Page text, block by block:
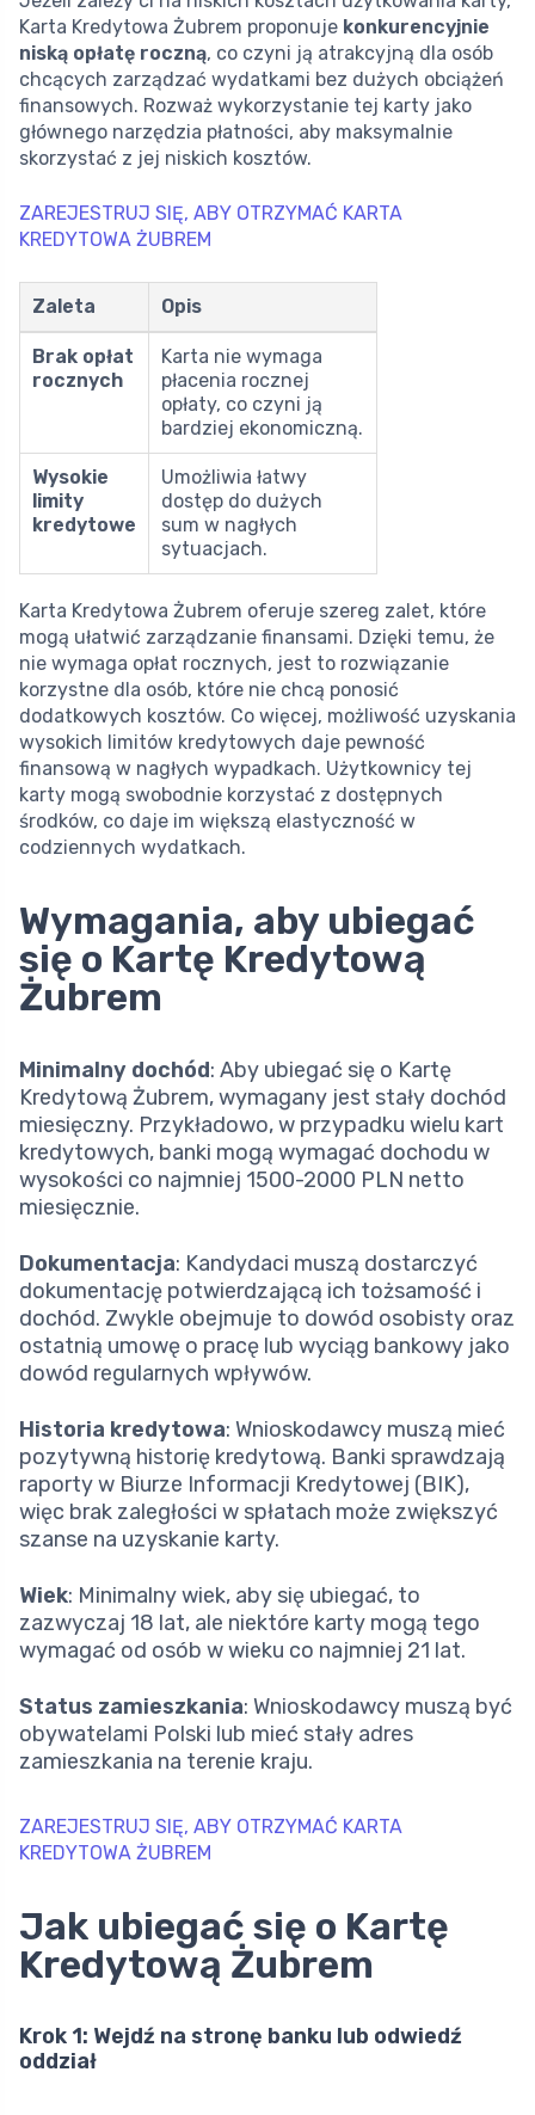
Karta Kredytowa Żubrem proponuje konkurencyjnie
niską opłatę roczną, co czyni ją atrakcyjną dla osób
chcących zarządzać wydatkami bez dużych obciążeń
finansowych. Rozważ wykorzystanie tej karty jako
głównego narzędzia płatności, aby maksymalnie
skorzystać z jej niskich kosztów.
ZAREJESTRUJ SIĘ, ABY OTRZYMAĆ KARTA
KREDYTOWA ŻUBREM
Zaleta Opis
Brak opłat
rocznych
Karta nie wymaga
płacenia rocznej
opłaty, co czyni ją
bardziej ekonomiczną.
Wysokie
limity
kredytowe
Umożliwia łatwy
dostęp do dużych
sum w nagłych
sytuacjach.
Karta Kredytowa Żubrem oferuje szereg zalet, które
mogą ułatwić zarządzanie finansami. Dzięki temu, że
nie wymaga opłat rocznych, jest to rozwiązanie
korzystne dla osób, które nie chcą ponosić
dodatkowych kosztów. Co więcej, możliwość uzyskania
wysokich limitów kredytowych daje pewność
finansową w nagłych wypadkach. Użytkownicy tej
karty mogą swobodnie korzystać z dostępnych
środków, co daje im większą elastyczność w
codziennych wydatkach.
Wymagania, aby ubiegać
się o Kartę Kredytową
Żubrem
Minimalny dochód: Aby ubiegać się o Kartę
Kredytową Żubrem, wymagany jest stały dochód
miesięczny. Przykładowo, w przypadku wielu kart
kredytowych, banki mogą wymagać dochodu w
wysokości co najmniej 1500-2000 PLN netto
miesięcznie.
Dokumentacja: Kandydaci muszą dostarczyć
dokumentację potwierdzającą ich tożsamość i
dochód. Zwykle obejmuje to dowód osobisty oraz
ostatnią umowę o pracę lub wyciąg bankowy jako
dowód regularnych wpływów.
Historia kredytowa: Wnioskodawcy muszą mieć
pozytywną historię kredytową. Banki sprawdzają
raporty w Biurze Informacji Kredytowej (BIK),
więc brak zaległości w spłatach może zwiększyć
szanse na uzyskanie karty.
Wiek: Minimalny wiek, aby się ubiegać, to
zazwyczaj 18 lat, ale niektóre karty mogą tego
wymagać od osób w wieku co najmniej 21 lat.
Status zamieszkania: Wnioskodawcy muszą być
obywatelami Polski lub mieć stały adres
zamieszkania na terenie kraju.
ZAREJESTRUJ SIĘ, ABY OTRZYMAĆ KARTA
KREDYTOWA ŻUBREM
Jak ubiegać się o Kartę
Kredytową Żubrem
Krok 1: Wejdź na stronę banku lub odwiedź
oddział